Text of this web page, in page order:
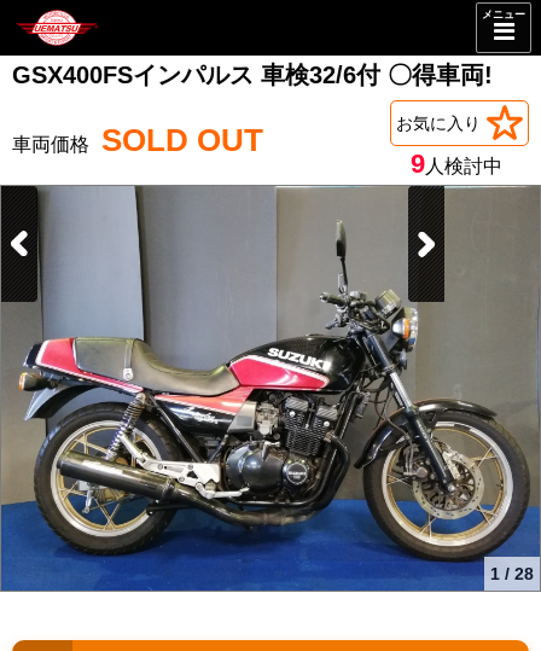
メニュー
GSX400FSインパルス 車検32/6付 〇得車両!
SOLD OUT お気に入り
9人検討中
1 / 28